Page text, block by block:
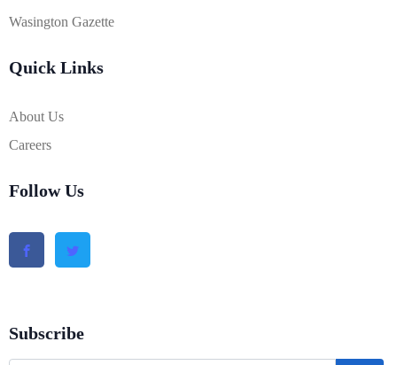
Wasington Gazette
Quick Links
About Us
Careers
Follow Us
Subscribe